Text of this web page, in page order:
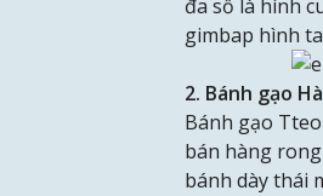
đa số là hình
gimbap hình
2. Bánh gạo
Bánh gạo
bán hàng
bánh dày thái